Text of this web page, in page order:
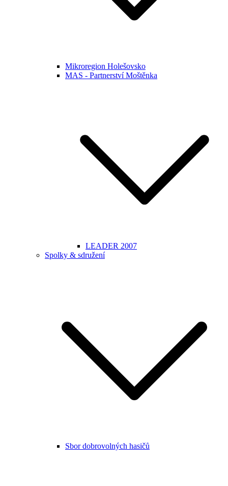
Mikroregion Holešovsko
MAS - Partnerství Moštěnka
LEADER 2007
Spolky & sdružení
Sbor dobrovolných hasičů